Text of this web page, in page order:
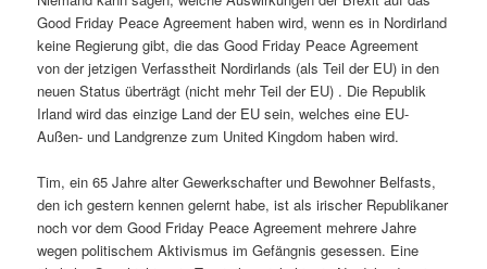
Good Friday Peace Agreement haben wird, wenn es in Nordirland
keine Regierung gibt, die das Good Friday Peace Agreement
von der jetzigen Verfasstheit Nordirlands (als Teil der EU) in den
neuen Status überträgt (nicht mehr Teil der EU) . Die Republik
Irland wird das einzige Land der EU sein, welches eine EU-
Außen- und Landgrenze zum United Kingdom haben wird.
Tim, ein 65 Jahre alter Gewerkschafter und Bewohner Belfasts,
den ich gestern kennen gelernt habe, ist als irischer Republikaner
noch vor dem Good Friday Peace Agreement mehrere Jahre
wegen politischem Aktivismus im Gefängnis gesessen. Eine